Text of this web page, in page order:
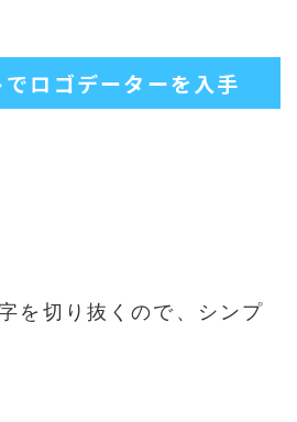
ロゴデーターを入手
を切り抜くので、シンプ